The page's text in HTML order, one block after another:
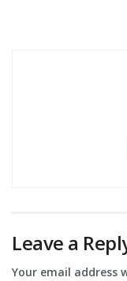
Leave a
Your email address